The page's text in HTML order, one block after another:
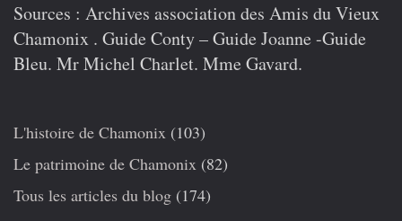
Sources : Archives association des Amis du Vieux
Chamonix . Guide Conty – Guide Joanne -Guide
Bleu. Mr Michel Charlet. Mme Gavard.
L'histoire de Chamonix (103)
Le patrimoine de Chamonix (82)
Tous les articles du blog (174)